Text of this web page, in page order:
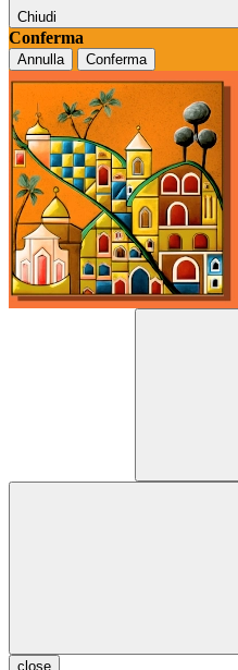
Chiudi
Conferma
Annulla Conferma
close